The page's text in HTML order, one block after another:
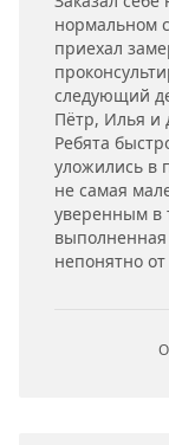
нормальном
приехал
следующий
Пётр, Илья и
Ребята
уложились в
не самая
уверенным в
непонятно от